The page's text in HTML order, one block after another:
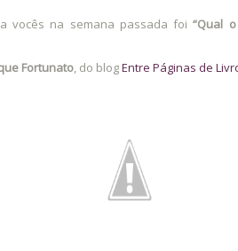
vocês na semana passada foi“Qual
Fortunato , do blogEntre Páginas de